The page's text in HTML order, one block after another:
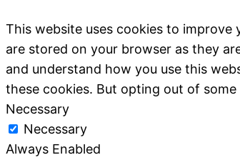
This website uses cookies to
are stored on your browser as they
and understand how you use this
these cookies. But opting out of
Necessary
Necessary
Always Enabled